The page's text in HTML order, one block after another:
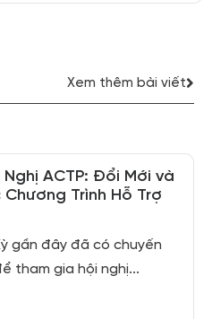
Xem thêm bài viết
ACTP: Đổi Mới và
Trình Hỗ Trợ
gần đây đã có chuyến
tham gia hội nghị...